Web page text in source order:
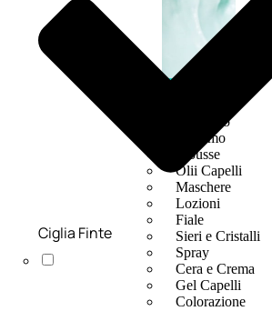
Shampoo
Balsamo
Mousse
Olii Capelli
Maschere
Lozioni
Fiale
Sieri e Cristalli
Spray
Cera e Crema
Gel Capelli
Colorazione
Ciglia Finte